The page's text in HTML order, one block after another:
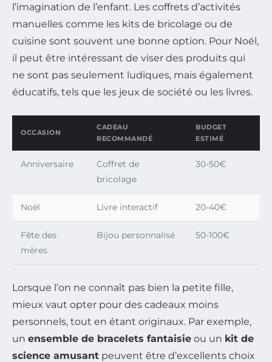
l’imagination de l’enfant. Les coffrets d’activités
manuelles comme les kits de bricolage ou de
cuisine sont souvent une bonne option. Pour Noël,
il peut être intéressant de viser des produits qui
ne sont pas seulement ludiques, mais également
éducatifs, tels que les jeux de société ou les livres.
OCCASION
CADEAU
RECOMMANDÉ
BUDGET
ESTIMÉ
Anniversaire
Coffret de
bricolage
30-50€
Noël Livre interactif 20-40€
Fête des
mères
Bijou personnalisé 50-100€
Lorsque l’on ne connaît pas bien la petite fille,
mieux vaut opter pour des cadeaux moins
personnels, tout en étant originaux. Par exemple,
un ensemble de bracelets fantaisie ou un kit de
science amusant peuvent être d’excellents choix